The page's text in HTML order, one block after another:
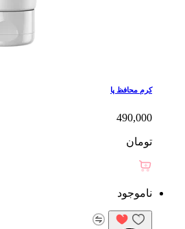
کرم محافظ پا
490,000
تومان
ناموجود